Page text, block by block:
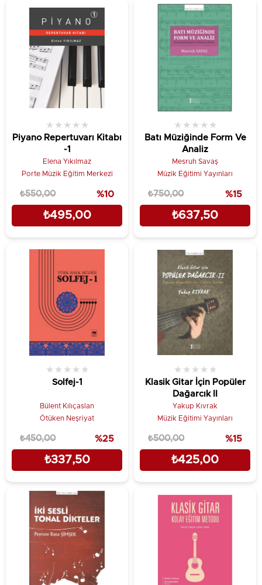
Piyano Repertuvarı Kitabı
-1
★ ★ ★ ★ ★
Elena Yıkılmaz
Porte Müzik Eğitim Merkezi
₺495,00
₺550,00 %10
Batı Müziğinde Form Ve
Analiz
★ ★ ★ ★ ★
Mesruh Savaş
Müzik Eğitimi Yayınları
₺637,50
₺750,00 %15
Solfej-1
★ ★ ★ ★ ★
Bülent Kılıçaslan
Ötüken Neşriyat
₺337,50
₺450,00 %25
Klasik Gitar İçin Popüler
Dağarcık II
★ ★ ★ ★ ★
Yakup Kıvrak
Müzik Eğitimi Yayınları
₺425,00
₺500,00 %15